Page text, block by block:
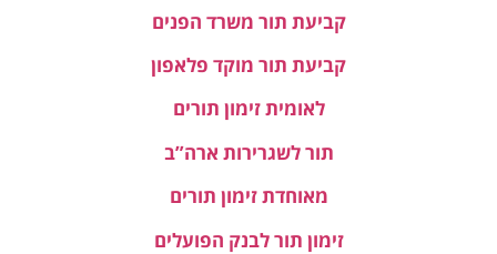
קביעת תור משרד הפנים
קביעת תור מוקד פלאפון
לאומית זימון תורים
תור לשגרירות ארה”ב
מאוחדת זימון תורים
זימון תור לבנק הפועלים